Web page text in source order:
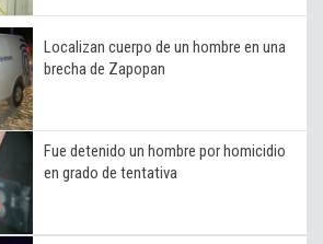
Localizan cuerpo de un hombre en una
brecha de Zapopan
Fue detenido un hombre por homicidio
en grado de tentativa